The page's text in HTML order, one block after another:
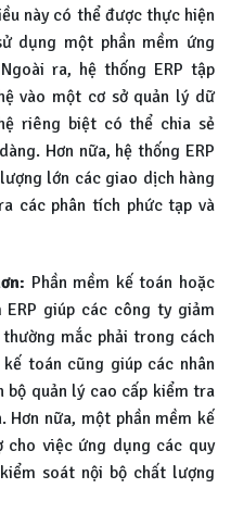
này có thể được thực hiện
dụng một phần mềm ứng
ra, hệ thống ERP tập
vào một cơ sở quản lý dữ
riêng biệt có thể chia sẻ
Hơn nữa, hệ thống ERP
lớn các giao dịch hàng
các phân tích phức tạp và
Phần mềm kế toán hoặc
giúp các công ty giảm
mắc phải trong cách
toán cũng giúp các nhân
bộ quản lý cao cấp kiểm tra
nữa, một phần mềm kế
việc ứng dụng các quy
soát nội bộ chất lượng